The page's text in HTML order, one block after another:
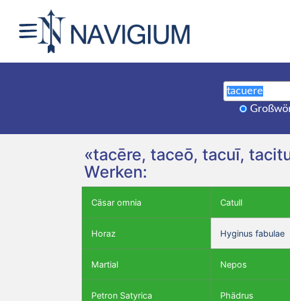
«tacēre, taceō, tacuī,
Werken:
Cäsar omnia Catull
Horaz Hyginus fabulae
Martial Nepos
Petron Satyrica Phädrus